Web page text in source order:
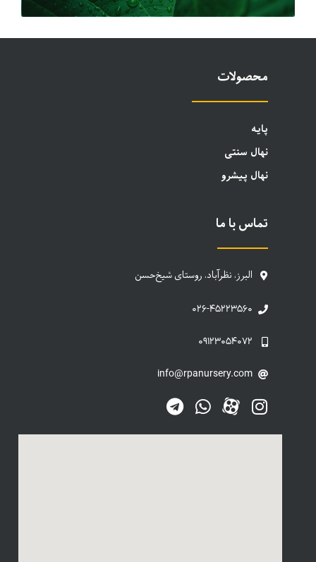
محصولات
پایه
نهال سنتی
نهال پیشرو
تماس با ما
البرز، نظرآباد، روستای شیخ‌حسن
۰۲۶-۴۵۲۲۳۵۶۰
۰۹۱۲۳۰۵۴۰۷۲
info@rpanursery.com